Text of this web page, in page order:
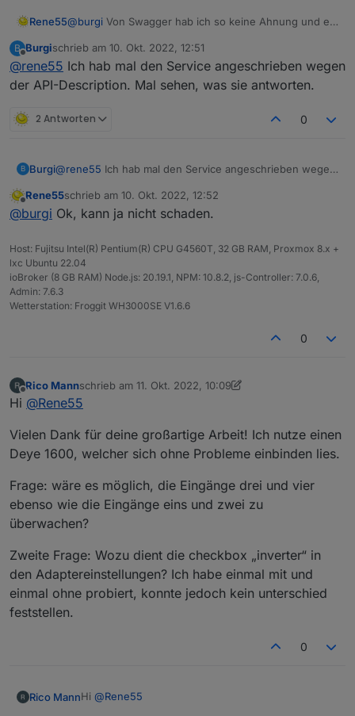
Rene55@burgi Von Swagger hab ich so keine Ahnung und ein
API von Solarman abfragen und hoffen, dass da eine
vernünftige Antwort kommt. Derzeit sieht es so aus,
dass evtl. dein MI600 eine neuere Firmware drauf hat
und somit andere Antworten zurück gibt. Aber das
Also Ende der kommenden Woche und dann mal
B
Offline
Burgischrieb am 10. Okt. 2022, 12:51
zuletzt editiert von
@rene55 Ich hab mal den Service angeschrieben wegen
der API-Description. Mal sehen, was sie antworten.
2 Antworten 0
B Burgi@rene55 Ich hab mal den Service angeschrieben wegen
Offline
Rene55schrieb am 10. Okt. 2022, 12:52
zuletzt editiert von
@burgi Ok, kann ja nicht schaden.
Host: Fujitsu Intel(R) Pentium(R) CPU G4560T, 32 GB RAM, Proxmox 8.x +
lxc Ubuntu 22.04
ioBroker (8 GB RAM) Node.js: 20.19.1, NPM: 10.8.2, js-Controller: 7.0.6,
Admin: 7.6.3
Wetterstation: Froggit WH3000SE V1.6.6
0
Offline
Rico Mannschrieb am 11. Okt. 2022, 10:09
zuletzt editiert von Rico Mann10. Nov. 2022, 12:11
Hi @Rene55
Vielen Dank für deine großartige Arbeit! Ich nutze einen
Deye 1600, welcher sich ohne Probleme einbinden lies.
Frage: wäre es möglich, die Eingänge drei und vier
ebenso wie die Eingänge eins und zwei zu
überwachen?
Zweite Frage: Wozu dient die checkbox „inverter“ in
den Adaptereinstellungen? Ich habe einmal mit und
einmal ohne probiert, konnte jedoch kein unterschied
feststellen.
0
Rico MannHi @Rene55